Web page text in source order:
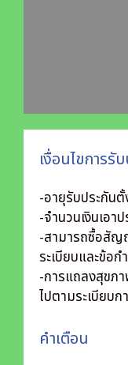
เงื่อนไขการรั
-อายุรับประกัน
-จำนวนเงินเอา
-สามารถซื้อสัญ
ระเบียบและข้อ
-การแถลงสุขภ
ไปตามระเบียบ
คำเตือน